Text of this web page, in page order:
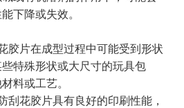
下降或失效。
胶片在成型过程中可能受到形状
特殊形状或大尺寸的玩具包
料或工艺。
刮花胶片具有良好的印刷性能，